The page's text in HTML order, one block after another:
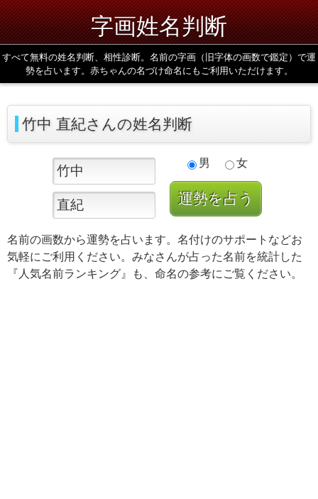
字画姓名判断
すべて無料の姓名判断、相性診断。名前の字画（旧字体の画数で鑑定）で運
勢を占います。赤ちゃんの名づけ命名にもご利用いただけます。
竹中 直紀さんの姓名判断
男 女
名前の画数から運勢を占います。名付けのサポートなどお
気軽にご利用ください。みなさんが占った名前を統計した
『人気名前ランキング』も、命名の参考にご覧ください。